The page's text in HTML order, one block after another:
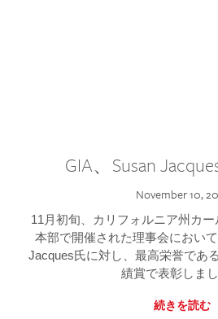
GIA、Susan
November 10,
11月初旬、カリフォルニア州カ
本部で開催された理事会におい
Jacques氏に対し、最高栄誉であ
績賞で表彰しまし
続きを読む